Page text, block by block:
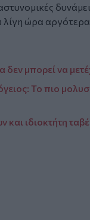
λίγη ώρα
μπορεί να
Το πιο
και ιδιοκτήτη